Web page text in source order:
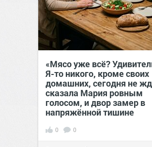
«Мясо уже всё?
Я-то никого, кроме своих
домашних, сегодня не
сказала Мария ровным
голосом, и двор замер в
напряжённой тишине
0 0